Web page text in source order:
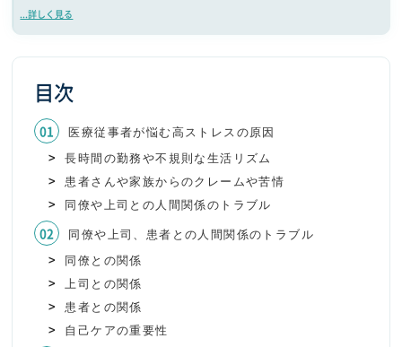
...詳しく見る
目次
医療従事者が悩む高ストレスの原因
長時間の勤務や不規則な生活リズム
患者さんや家族からのクレームや苦情
同僚や上司との人間関係のトラブル
同僚や上司、患者との人間関係のトラブル
同僚との関係
上司との関係
患者との関係
自己ケアの重要性